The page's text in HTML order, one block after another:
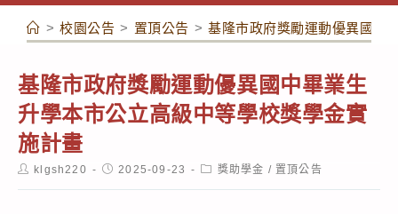
容
> 校園公告 > 置頂公告 > 基隆市政府獎勵運動優異國中
基隆市政府獎勵運動優異國中畢業生
升學本市公立高級中等學校獎學金實
施計畫
Postklgsh220
Post2025-09-23
Post獎助學金 / 置頂公告